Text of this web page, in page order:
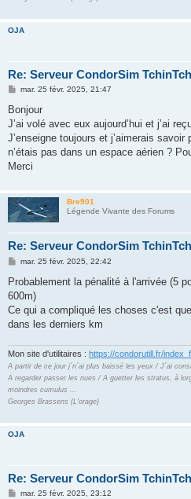
OJA
Re: Serveur CondorSim
M
s
a
g
mar. 25 févr. 2025, 21:47
Bonjour
J’ai volé avec eux aujourd’hui et j’ai
J’enseigne toujours et j’aimerais
n’étais pas dans un espace aérien ?
Merci
Bre901
Légende Vivante des Forums
Re: Serveur CondorSim
M
s
a
g
mar. 25 févr. 2025, 22:42
Probablement la pénalité à l'arrivée (5
600m)
Ce qui a compliqué les choses c'est
dans les derniers km
Mon site d'utilitaires : https://condorutill.fr/
A partir de ce jour j´n´ai plus baissé les yeux / J´ai
A regarder passer les nues / A guetter les stratus, à
moindres cumulus ...
Georges Brassens (L'orage)
OJA
Re: Serveur CondorSim
Mmar. 25 févr. 2025, 23:12